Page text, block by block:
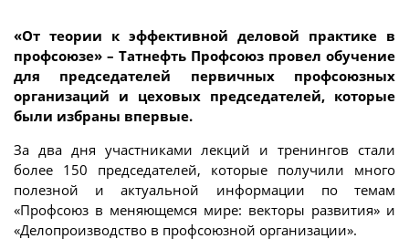
«От теории к эффективной деловой практике в
профсоюзе» – Татнефть Профсоюз провел обучение
для председателей первичных профсоюзных
организаций и цеховых председателей, которые
были избраны впервые.
За два дня участниками лекций и тренингов стали
более 150 председателей, которые получили много
полезной и актуальной информации по темам
«Профсоюз в меняющемся мире: векторы развития» и
«Делопроизводство в профсоюзной организации».